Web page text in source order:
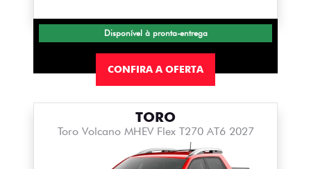
Disponível à pronta-entrega
CONFIRA A OFERTA
TORO
Toro Volcano MHEV Flex T270 AT6 2027